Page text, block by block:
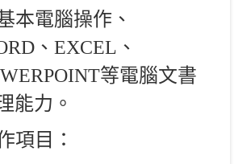
本電腦操作、
、EXCEL 、
等電腦文書
能力。
項目：